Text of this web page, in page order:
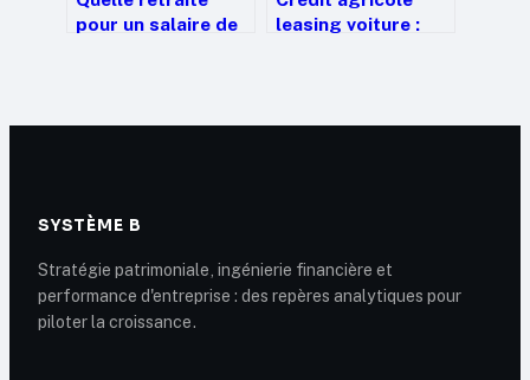
pour un salaire de
leasing voiture :
SYSTÈME B
Stratégie patrimoniale, ingénierie financière et
performance d'entreprise : des repères analytiques pour
piloter la croissance.